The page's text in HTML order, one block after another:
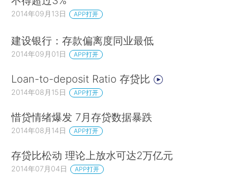
2014年09月13日 APP打开
建设银行：存款偏离度同业最低
2014年09月01日 APP打开
Loan-to-deposit Ratio 存贷比
2014年08月15日 APP打开
惜贷情绪爆发 7月存贷数据暴跌
2014年08月14日 APP打开
存贷比松动 理论上放水可达2万亿元
2014年07月04日 APP打开